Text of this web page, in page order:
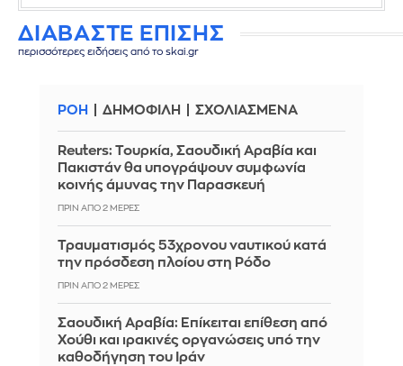
ΔΙΑΒΑΣΤΕ ΕΠΙΣΗΣ
περισσότερες ειδήσεις από το skai.gr
ΡΟΗ ΔΗΜΟΦΙΛΗ ΣΧΟΛΙΑΣΜΕΝΑ
Reuters: Τουρκία, Σαουδική Αραβία και
Πακιστάν θα υπογράψουν συμφωνία
κοινής άμυνας την Παρασκευή
ΠΡΙΝ ΑΠΌ 2 ΜΈΡΕΣ
Τραυματισμός 53χρονου ναυτικού κατά
την πρόσδεση πλοίου στη Ρόδο
ΠΡΙΝ ΑΠΌ 2 ΜΈΡΕΣ
Σαουδική Αραβία: Επίκειται επίθεση από
Χούθι και ιρακινές οργανώσεις υπό την
καθοδήγηση του Ιράν